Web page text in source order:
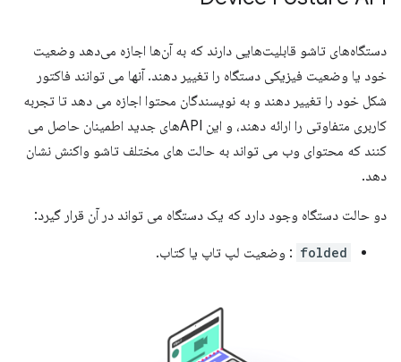
دستگاه‌های تاشو قابلیت‌هایی دارند که به آن‌ها اجازه می‌دهد وضعیت
خود یا وضعیت فیزیکی دستگاه را تغییر دهند. آنها می توانند فاکتور
شکل خود را تغییر دهند و به نویسندگان محتوا اجازه می دهد تا تجربه
کاربری متفاوتی را ارائه دهند، و این APIهای جدید اطمینان حاصل می
کنند که محتوای وب می تواند به حالت های مختلف تاشو واکنش نشان
دهد.
دو حالت دستگاه وجود دارد که یک دستگاه می تواند در آن قرار گیرد:
folded : وضعیت لپ تاپ یا کتاب.